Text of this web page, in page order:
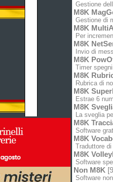
Gestione
M8K
Gestione di
M8K
Per
M8K
Invio di
M8K
Timer
M8K
Rubrica di
M8K
Estrae 6
M8K
La sveglia
M8K
Software
M8K
Traduttore
M8K
Software
Non M8K
Software